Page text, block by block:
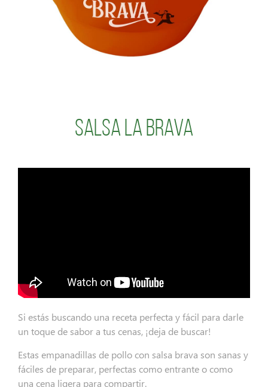
Salsa La Brava
Si estás buscando una receta perfecta y fácil para darle
un toque de sabor a tus cenas, ¡deja de buscar!
Estas empanadillas de pollo con salsa brava son sanas y
fáciles de preparar, perfectas como entrante o como
una cena ligera para compartir.